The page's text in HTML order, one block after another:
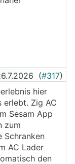
(#317)
hier
erlebt. Zig AC
Sesam App
zum
Schranken
AC Lader
den